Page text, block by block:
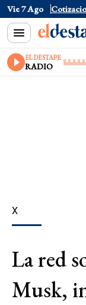
Vie 7 Ago
Oficial $1520
EL DESTAPE
RADIO
X
La red
Musk,